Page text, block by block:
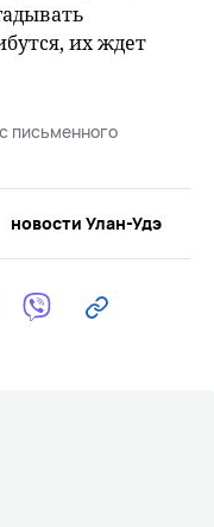
их ждет
письменного
новости Улан-Удэ